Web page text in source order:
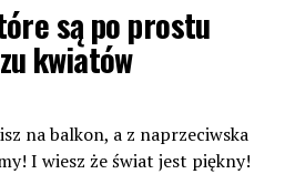
są po prostu
kwiatów
na balkon, a z naprzeciwska
I wiesz że świat jest piękny!